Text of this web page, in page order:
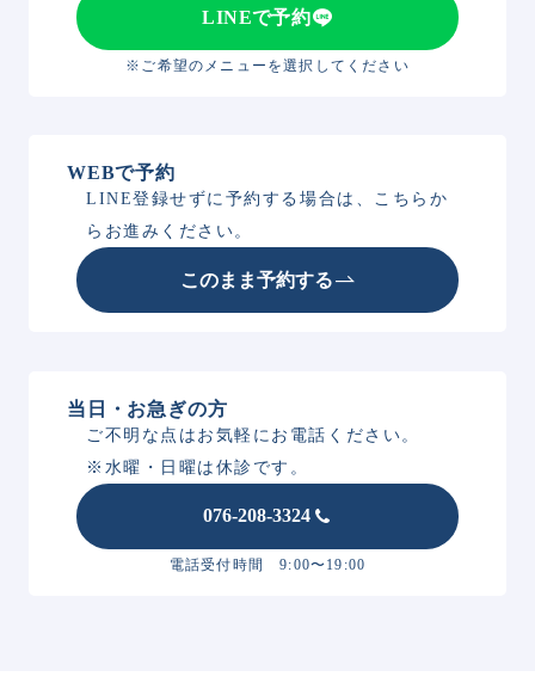
LINEで予約
※ご希望のメニューを選択してください
WEBで予約
LINE登録せずに予約する場合は、こちらか
らお進みください。
このまま予約する
当日・お急ぎの方
ご不明な点はお気軽にお電話ください。
※水曜・日曜は休診です。
076-208-3324
電話受付時間 9:00〜19:00